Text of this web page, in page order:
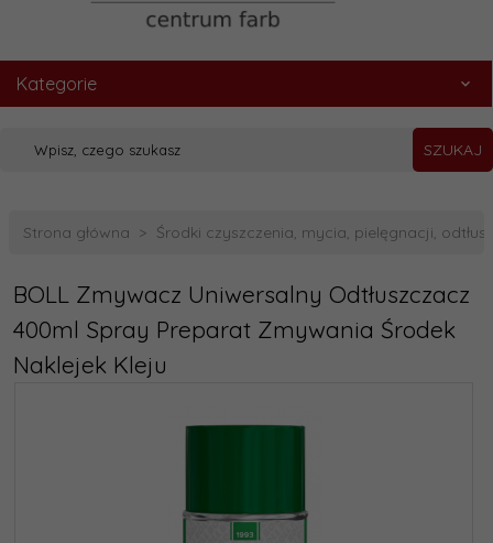
Kategorie
SZUKAJ
Strona główna Środki czyszczenia, mycia, pielęgnacji,
BOLL Zmywacz Uniwersalny Odtłuszczacz
400ml Spray Preparat Zmywania Środek
Naklejek Kleju